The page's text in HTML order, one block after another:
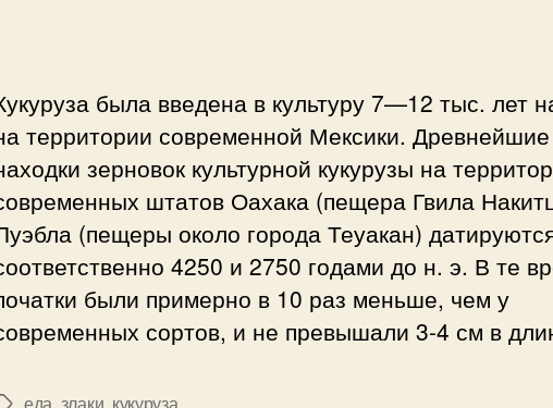
была введена в культуру 7—12 тыс. лет
территории современной Мексики. Древнейшие
зерновок культурной кукурузы на
штатов Оахака (пещера Гвила
(пещеры около города Теуакан)
4250 и 2750 годами до н. э. В те
были примерно в 10 раз меньше, чем у
сортов, и не превышали 3-4 см в